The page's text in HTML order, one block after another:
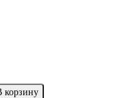
корзину